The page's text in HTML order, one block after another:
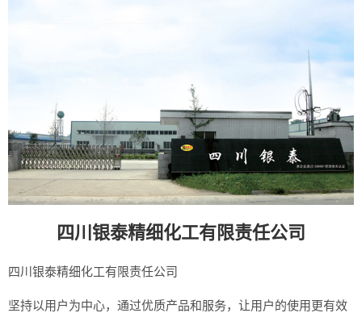
四川银泰精细化工有限责任公司
四川银泰精细化工有限责任公司
坚持以用户为中心，通过优质产品和服务，让用户的使用更有效